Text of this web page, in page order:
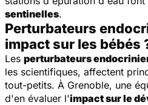
sentinelles.
Perturbateurs
impact sur les bébés
Les perturbateurs
les scientifiques, affectent
tout-petits. À Grenoble, une
d'en évaluer l'impact sur le